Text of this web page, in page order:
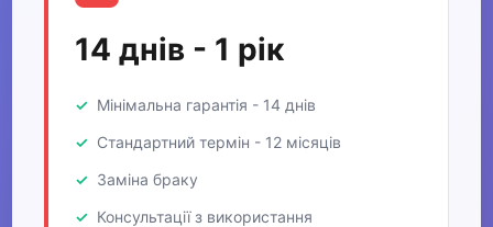
14 днів - 1 рік
Мінімальна гарантія - 14 днів
Стандартний термін - 12 місяців
Заміна браку
Консультації з використання